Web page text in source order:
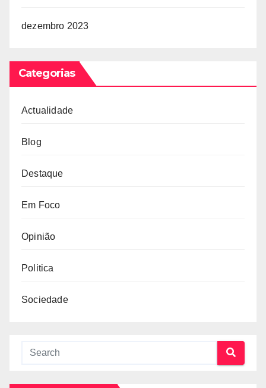
dezembro 2023
Categorias
Actualidade
Blog
Destaque
Em Foco
Opinião
Politica
Sociedade